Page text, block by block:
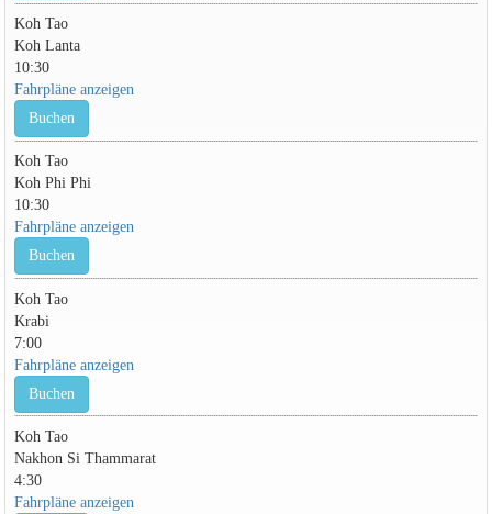
Koh Tao
Koh Lanta
10:30
Fahrpläne anzeigen
Buchen
Koh Tao
Koh Phi Phi
10:30
Fahrpläne anzeigen
Buchen
Koh Tao
Krabi
7:00
Fahrpläne anzeigen
Buchen
Koh Tao
Nakhon Si Thammarat
4:30
Fahrpläne anzeigen